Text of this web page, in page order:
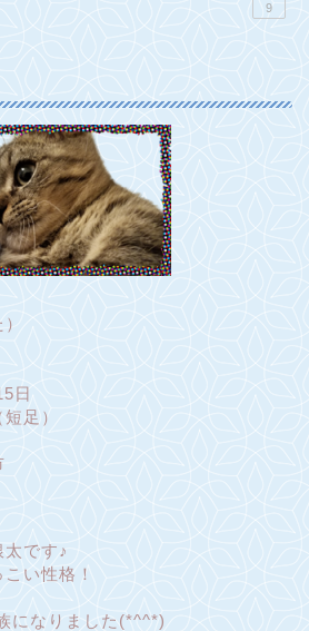
9
日
足）
です♪
い性格！
になりました(*^^*)